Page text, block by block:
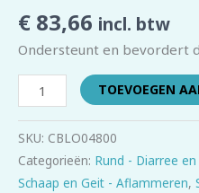
€ 83,66 incl. btw
Ondersteunt en bevordert
TOEVOEGEN
SKU: CBLO04800
Categorieën: Rund - Diarree
Schaap en Geit - Aflammeren,